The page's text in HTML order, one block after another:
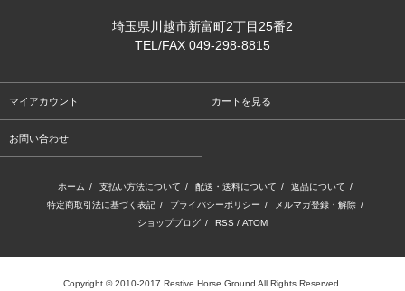
埼玉県川越市新富町2丁目25番2
TEL/FAX 049-298-8815
マイアカウント カートを見る
お問い合わせ
ホーム / 支払い方法について / 配送・送料について / 返品について /
特定商取引法に基づく表記 / プライバシーポリシー / メルマガ登録・解除 /
ショップブログ / RSS / ATOM
Copyright © 2010-2017 Restive Horse Ground All Rights Reserved.